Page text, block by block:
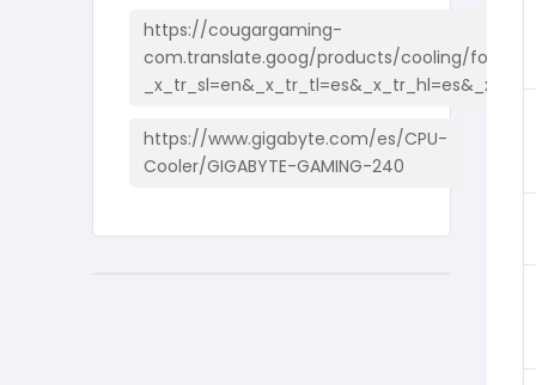
https://cougargaming-
com.translate.goog/products/cooling/
https://www.gigabyte.com/es/CPU-
Cooler/GIGABYTE-GAMING-240